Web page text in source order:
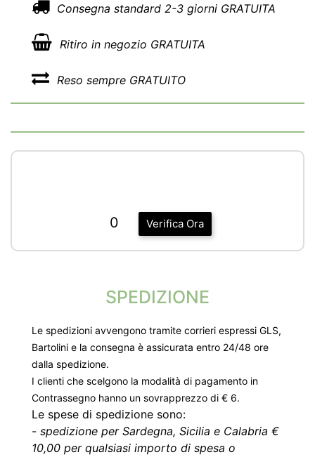
Consegna standard 2-3 giorni GRATUITA
Ritiro in negozio GRATUITA
Reso sempre GRATUITO
Verifica Ora
0
SPEDIZIONE
Le spedizioni avvengono tramite corrieri espressi GLS,
Bartolini e la consegna è assicurata entro 24/48 ore
dalla spedizione.
I clienti che scelgono la modalità di pagamento in
Contrassegno hanno un sovrapprezzo di € 6.
Le spese di spedizione sono:
- spedizione per Sardegna, Sicilia e Calabria €
10,00 per qualsiasi importo di spesa o